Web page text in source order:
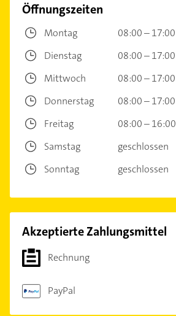
Öffnungszeiten
Montag
08:00 – 17:00
Dienstag
08:00 – 17:00
Mittwoch
08:00 – 17:00
Donnerstag
08:00 – 17:00
Freitag
08:00 – 16:00
Samstag
geschlossen
Sonntag
geschlossen
Akzeptierte Zahlungsmittel
Rechnung
PayPal